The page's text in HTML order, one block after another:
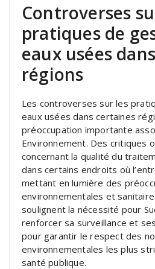
Controverses
pratiques de
eaux usées
régions
Les controverses sur les
eaux usées dans certaines
préoccupation importante
Environnement. Des critiques
concernant la qualité du
dans certains endroits où
mettant en lumière des
environnementales et
soulignent la nécessité pour
renforcer sa surveillance et
pour garantir le respect des
environnementales les plus
santé publique.